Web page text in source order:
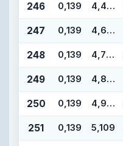
246 0,139 4,484
247 0,139 4,609
248 0,139 4,734
249 0,139 4,859
250 0,139 4,984
251 0,139 5,109